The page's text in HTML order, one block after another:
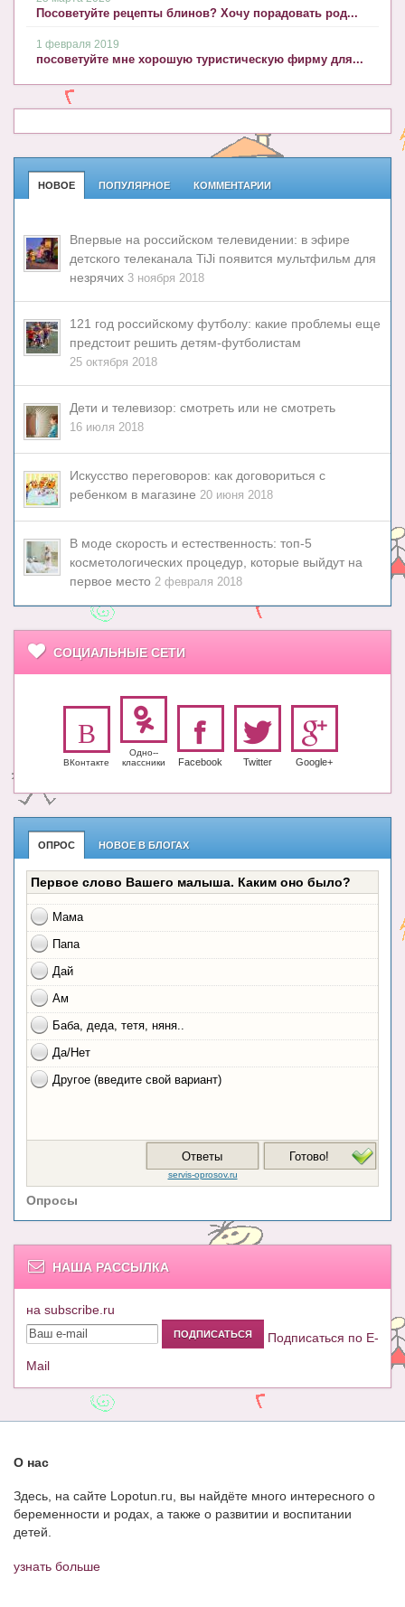
Посоветуйте рецепты блинов? Хочу порадовать род...
1 февраля 2019
посоветуйте мне хорошую туристическую фирму для...
НОВОЕ ПОПУЛЯРНОЕ КОММЕНТАРИИ
Впервые на российском телевидении: в эфире
детского телеканала TiJi появится мультфильм для
незрячих 3 ноября 2018
121 год российскому футболу: какие проблемы еще
предстоит решить детям-футболистам
25 октября 2018
Дети и телевизор: смотреть или не смотреть
16 июля 2018
Искусство переговоров: как договориться с
ребенком в магазине 20 июня 2018
В моде скорость и естественность: топ-5
косметологических процедур, которые выйдут на
первое место 2 февраля 2018
СОЦИАЛЬНЫЕ СЕТИ
ВКонтакте
Одно-­
класс­ники
Facebook Twitter Google+
ОПРОС НОВОЕ В БЛОГАХ
Опросы
НАША РАССЫЛКА
на subscribe.ru
Подписаться по E-
Mail
О нас
Здесь, на сайте Lopotun.ru, вы найдёте много интересного о
беременности и родах, а также о развитии и воспитании
детей.
узнать больше